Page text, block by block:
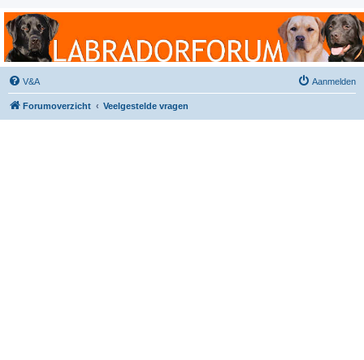
Labradorforum
Het gezelligste Labradorforum van Nederland en België!
V&A Aanmelden
Forumoverzicht Veelgestelde vragen